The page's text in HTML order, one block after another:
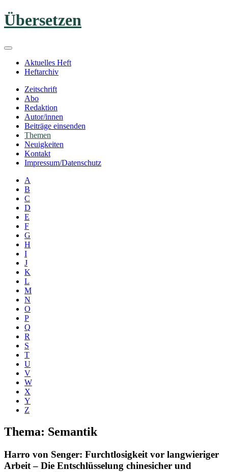
Zum
Inhalt
Übersetzen
Aktuelles Heft
Heftarchiv
Zeitschrift
Abo
Redaktion
Autor/innen
Beiträge einsenden
Themen
Neuigkeiten
Kontakt
Impressum/Datenschutz
A
B
C
D
E
F
G
H
I
J
K
L
M
N
O
P
Q
R
S
T
U
V
W
X
Y
Z
Thema: Semantik
Harro von Senger: Furchtlosigkeit vor langwieriger
Arbeit – Die Entschlüsselung chinesicher und